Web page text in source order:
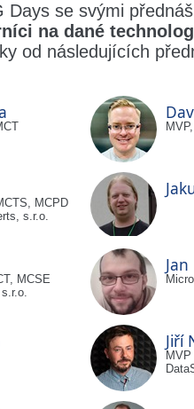
Days se svými
na dané
od následujících
MCPD
s.r.o.
MCSE
Jiří
MVP